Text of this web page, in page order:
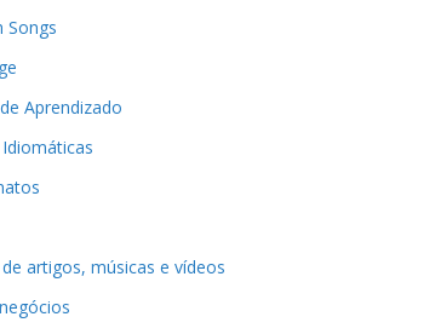
Songs
Aprendizado
artigos, músicas e vídeos